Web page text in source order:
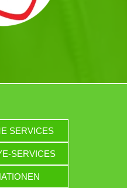
SERVICES
SERVICES